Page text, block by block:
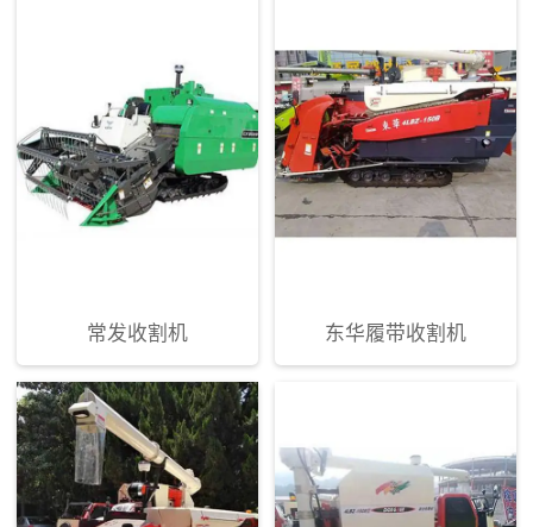
常发收割机 东华履带收割机